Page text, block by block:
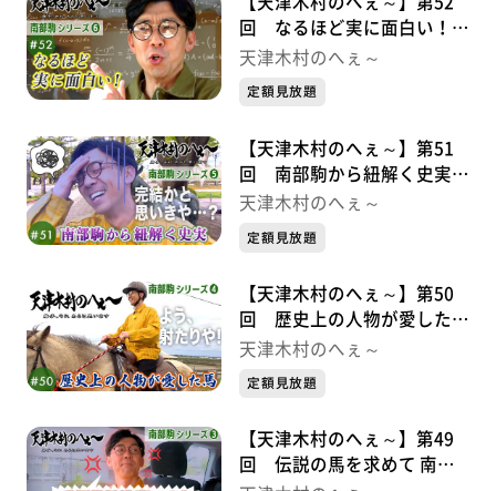
回 なるほど実に面白い！
南部駒シリーズ⑥
天津木村のへぇ～
定額見放題
【天津木村のへぇ～】第51
回 南部駒から紐解く史実
南部駒シリーズ⑤
天津木村のへぇ～
定額見放題
【天津木村のへぇ～】第50
回 歴史上の人物が愛した馬
南部駒シリーズ➃
天津木村のへぇ～
定額見放題
【天津木村のへぇ～】第49
回 伝説の馬を求めて 南部